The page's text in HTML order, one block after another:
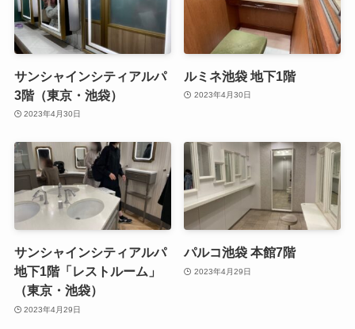
サンシャインシティアルパ
3階（東京・池袋）
2023年4月30日
ルミネ池袋 地下1階
2023年4月30日
サンシャインシティアルパ
地下1階「レストルーム」
（東京・池袋）
2023年4月29日
パルコ池袋 本館7階
2023年4月29日